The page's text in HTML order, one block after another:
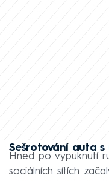
Sešrotování auta s
Hned po vypuknutí
sociálních sítích